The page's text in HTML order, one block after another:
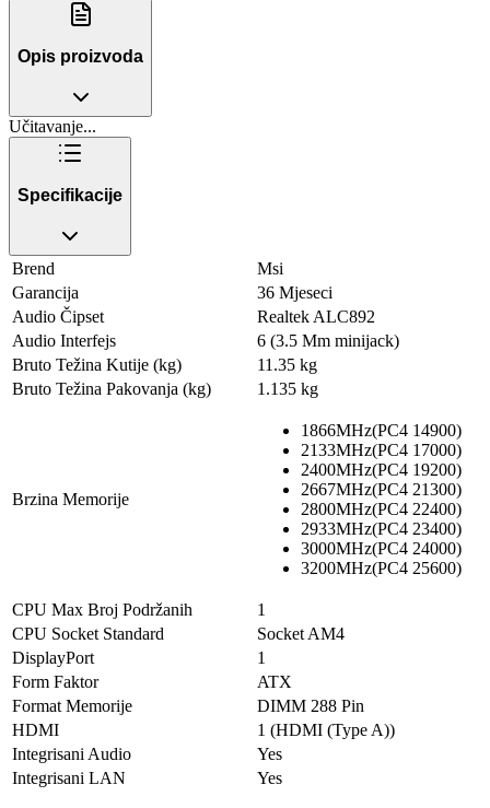
Opis proizvoda
Učitavanje...
Specifikacije
Brend
Msi
Garancija
36 Mjeseci
Audio Čipset
Realtek ALC892
Audio Interfejs
6 (3.5 Mm minijack)
Bruto Težina Kutije (kg)
11.35 kg
Bruto Težina Pakovanja (kg)
1.135 kg
Brzina Memorije
1866MHz(PC4 14900)
2133MHz(PC4 17000)
2400MHz(PC4 19200)
2667MHz(PC4 21300)
2800MHz(PC4 22400)
2933MHz(PC4 23400)
3000MHz(PC4 24000)
3200MHz(PC4 25600)
CPU Max Broj Podržanih
1
CPU Socket Standard
Socket AM4
DisplayPort
1
Form Faktor
ATX
Format Memorije
DIMM 288 Pin
HDMI
1 (HDMI (Type A))
Integrisani Audio
Yes
Integrisani LAN
Yes